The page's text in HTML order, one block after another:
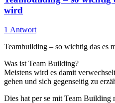
wird
1 Antwort
Teambuilding – so wichtig das es
Was ist Team Building?
Meistens wird es damit
gehen und sich gegenseitig zu
Dies hat per se mit Team Building